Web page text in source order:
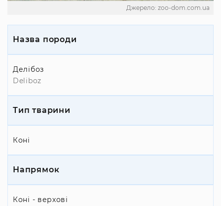
Джерело: zoo-dom.com.ua
Назва породи
Делібоз
Deliboz
Тип тварини
Коні
Напрямок
Коні - верхові